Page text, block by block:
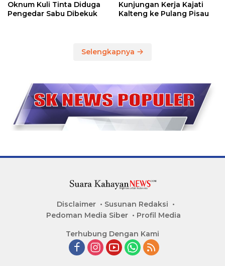
Oknum Kuli Tinta Diduga
Pengedar Sabu Dibekuk
Kunjungan Kerja Kajati
Kalteng ke Pulang Pisau
Selengkapnya
Disclaimer
Susunan Redaksi
Pedoman Media Siber
Profil Media
Terhubung Dengan Kami